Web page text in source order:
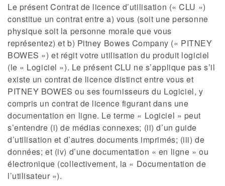
Le présent Contrat de licence d’utilisation (« CLU »)
constitue un contrat entre a) vous (soit une personne
physique soit la personne morale que vous
représentez) et b) Pitney Bowes Company (« PITNEY
BOWES ») et régit votre utilisation du produit logiciel
(le « Logiciel »). Le présent CLU ne s’applique pas s’il
existe un contrat de licence distinct entre vous et
PITNEY BOWES ou ses fournisseurs du Logiciel, y
compris un contrat de licence figurant dans une
documentation en ligne. Le terme « Logiciel » peut
s’entendre (i) de médias connexes; (ii) d’un guide
d’utilisation et d’autres documents imprimés; (iii) de
données; et (iv) d’une documentation « en ligne » ou
électronique (collectivement, la « Documentation de
l’utilisateur »).